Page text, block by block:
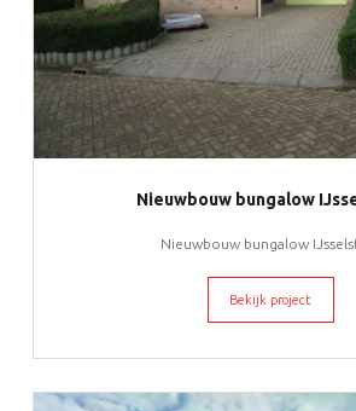
Nieuwbouw bungalow
Nieuwbouw bungalow
Bekijk project